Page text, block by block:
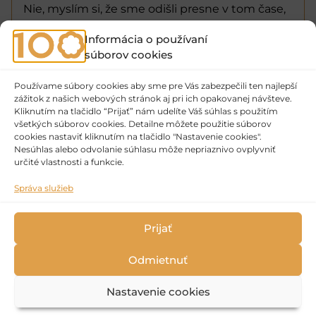
Informácia o používaní
súborov cookies
Používame súbory cookies aby sme pre Vás zabezpečili ten najlepší
zážitok z našich webových stránok aj pri ich opakovanej návšteve.
Kliknutím na tlačidlo “Prijať” nám udelíte Váš súhlas s použitím
všetkých súborov cookies. Detailne môžete použitie súborov
cookies nastaviť kliknutím na tlačidlo "Nastavenie cookies".
Nesúhlas alebo odvolanie súhlasu môže nepriaznivo ovplyvniť
určité vlastnosti a funkcie.
Správa služieb
Prijať
Odmietnuť
Nastavenie cookies
Nie, myslím si, že sme odišli presne v tom čase,
moment, keď už tomu nemáš ty sám čo dať,
a tak dať vlastne tomu šancu žiť ďalej. Je fajn, že
preto tu stále môžeme byť.
TEXT: Maš.
FOTO: Osobný archív
2022 © Národné osvetové centrum
Spracúvanie osobných údajov
Všeobecné podmienky súťaží